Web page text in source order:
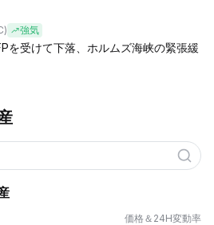
強気
を受けて下落、ホルムズ海峡の緊張緩
価格＆24H変動率